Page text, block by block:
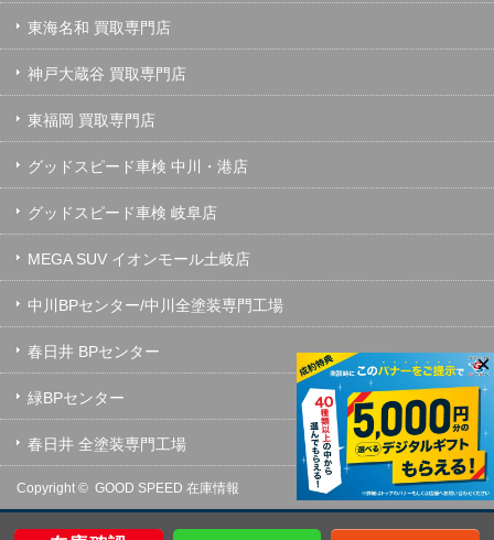
東海名和 買取専門店
神戸大蔵谷 買取専門店
東福岡 買取専門店
グッドスピード車検 中川・港店
グッドスピード車検 岐阜店
MEGA SUV イオンモール土岐店
中川BPセンター/中川全塗装専門工場
春日井 BPセンター
緑BPセンター
春日井 全塗装専門工場
Copyright © GOOD SPEED 在庫情報
×